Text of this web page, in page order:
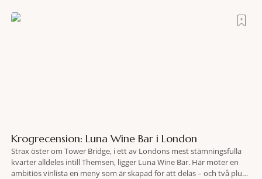
lokaliserades den 2 juni i år med hjälp
Krogrecension: Luna Wine Bar i London
Strax öster om Tower Bridge, i ett av Londons mest stämningsfulla
kvarter alldeles intill Themsen, ligger Luna Wine Bar. Här möter en
ambitiös vinlista en meny som är skapad för att delas – och två plus